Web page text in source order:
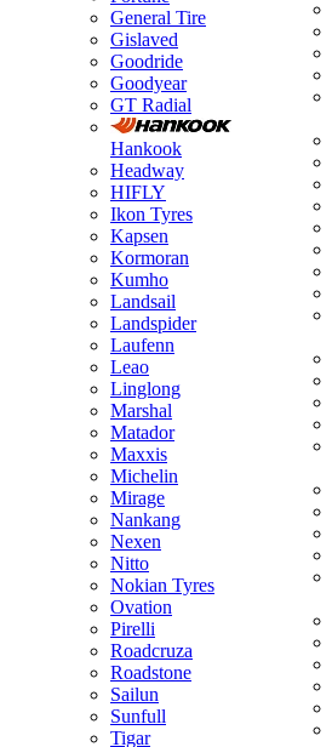
General Tire
Gislaved
Goodride
Goodyear
GT Radial
Hankook
Headway
HIFLY
Ikon Tyres
Kapsen
Kormoran
Kumho
Landsail
Landspider
Laufenn
Leao
Linglong
Marshal
Matador
Maxxis
Michelin
Mirage
Nankang
Nexen
Nitto
Nokian Tyres
Ovation
Pirelli
Roadcruza
Roadstone
Sailun
Sunfull
Tigar